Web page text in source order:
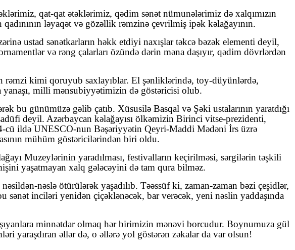
qat-qat ətəklərimiz, qədim sənət nümunələrimiz də xalqımızın
ləyaqət və gözəllik rəmzinə çevrilmiş ipək kəlağayının.
ustad sənətkarların həkk etdiyi naxışlar təkcə bəzək elementi deyil,
və rəng çalarları özündə dərin məna daşıyır, qədim dövrlərdən
rəmzi kimi qoruyub saxlayıblar. El şənliklərində, toy-düyünlərdə,
yanaşı, milli mənsubiyyətimizin də göstəricisi olub.
bu günümüzə gəlib çatıb. Xüsusilə Basqal və Şəki ustalarının yaratdığı
deyil. Azərbaycan kəlağayısı ölkəmizin Birinci vitse-prezidenti,
ildə UNESCO-nun Bəşəriyyətin Qeyri-Maddi Mədəni İrs üzrə
mühüm göstəricilərindən biri oldu.
Muzeylərinin yaradılması, festivalların keçirilməsi, sərgilərin təşkili
yaşatmayan xalq gələcəyini də tam qura bilməz.
nəslə ötürülərək yaşadılıb. Təəssüf ki, zaman-zaman bəzi çeşidlər,
inciləri yenidən çiçəklənəcək, bar verəcək, yeni nəslin yaddaşında
minnətdar olmaq hər birimizin mənəvi borcudur. Boynumuza gül
yaraşdıran əllər də, o əllərə yol göstərən zəkalar da var olsun!